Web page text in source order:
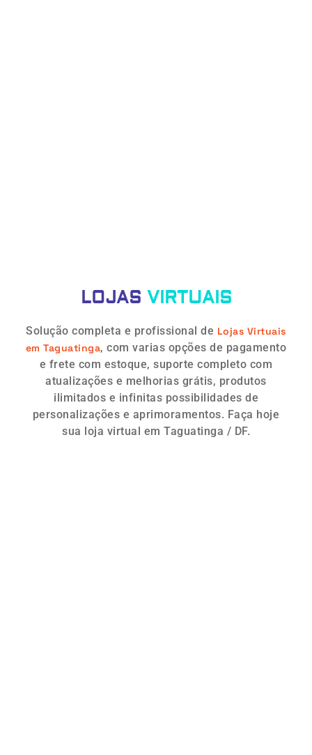
LOJAS VIRTUAIS
Solução completa e profissional de Lojas Virtuais
em Taguatinga, com varias opções de pagamento
e frete com estoque, suporte completo com
atualizações e melhorias grátis, produtos
ilimitados e infinitas possibilidades de
personalizações e aprimoramentos. Faça hoje
sua loja virtual em Taguatinga / DF.